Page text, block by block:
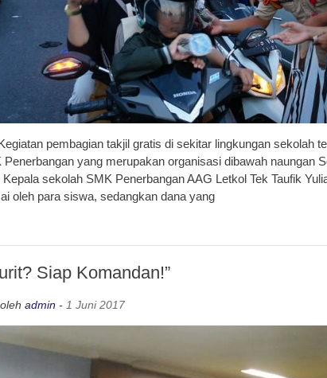
pembagian takjil gratis di sekitar lingkungan sekolah
Penerbangan yang merupakan organisasi dibawah naungan
Kepala sekolah SMK Penerbangan AAG Letkol Tek Taufik
oleh para siswa, sedangkan dana yang
Siap Komandan!”
oleh admin - 1 Juni 2017